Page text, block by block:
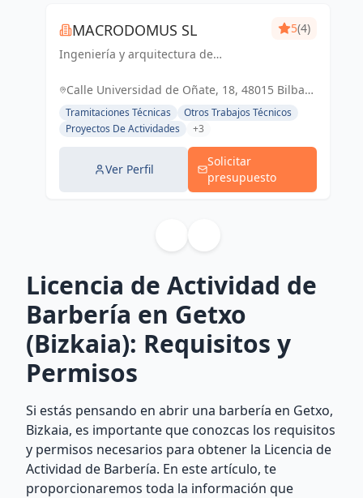
MACRODOMUS SL
Ingeniería y arquitectura de
y funcional
5(4)
Calle Universidad de Oñate, 18, 48015 Bilbao,
Vizcaya, España, España
Tramitaciones Técnicas
Otros Trabajos Técnicos
Proyectos De Actividades
+3
Ver Perfil
Solicitar
presupuesto
Licencia de Actividad de
Barbería en Getxo
(Bizkaia): Requisitos y
Permisos
Si estás pensando en abrir una barbería en Getxo,
Bizkaia, es importante que conozcas los requisitos
y permisos necesarios para obtener la Licencia de
Actividad de Barbería. En este artículo, te
proporcionaremos toda la información que